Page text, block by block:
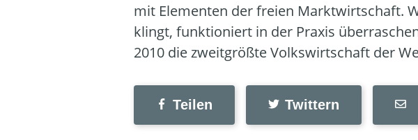
mit Elementen der freien Marktwirtschaft.
klingt, funktioniert in der Praxis
2010 die zweitgrößte Volkswirtschaft der
Teilen Twittern